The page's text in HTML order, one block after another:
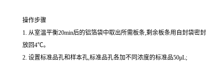
操作步骤
1. 从室温平衡20min后的铝箔袋中取出所需板条,剩余板条用自封袋密封
放回4℃。
2. 设置标准品孔和样本孔,标准品孔各加不同浓度的标准品50μL;